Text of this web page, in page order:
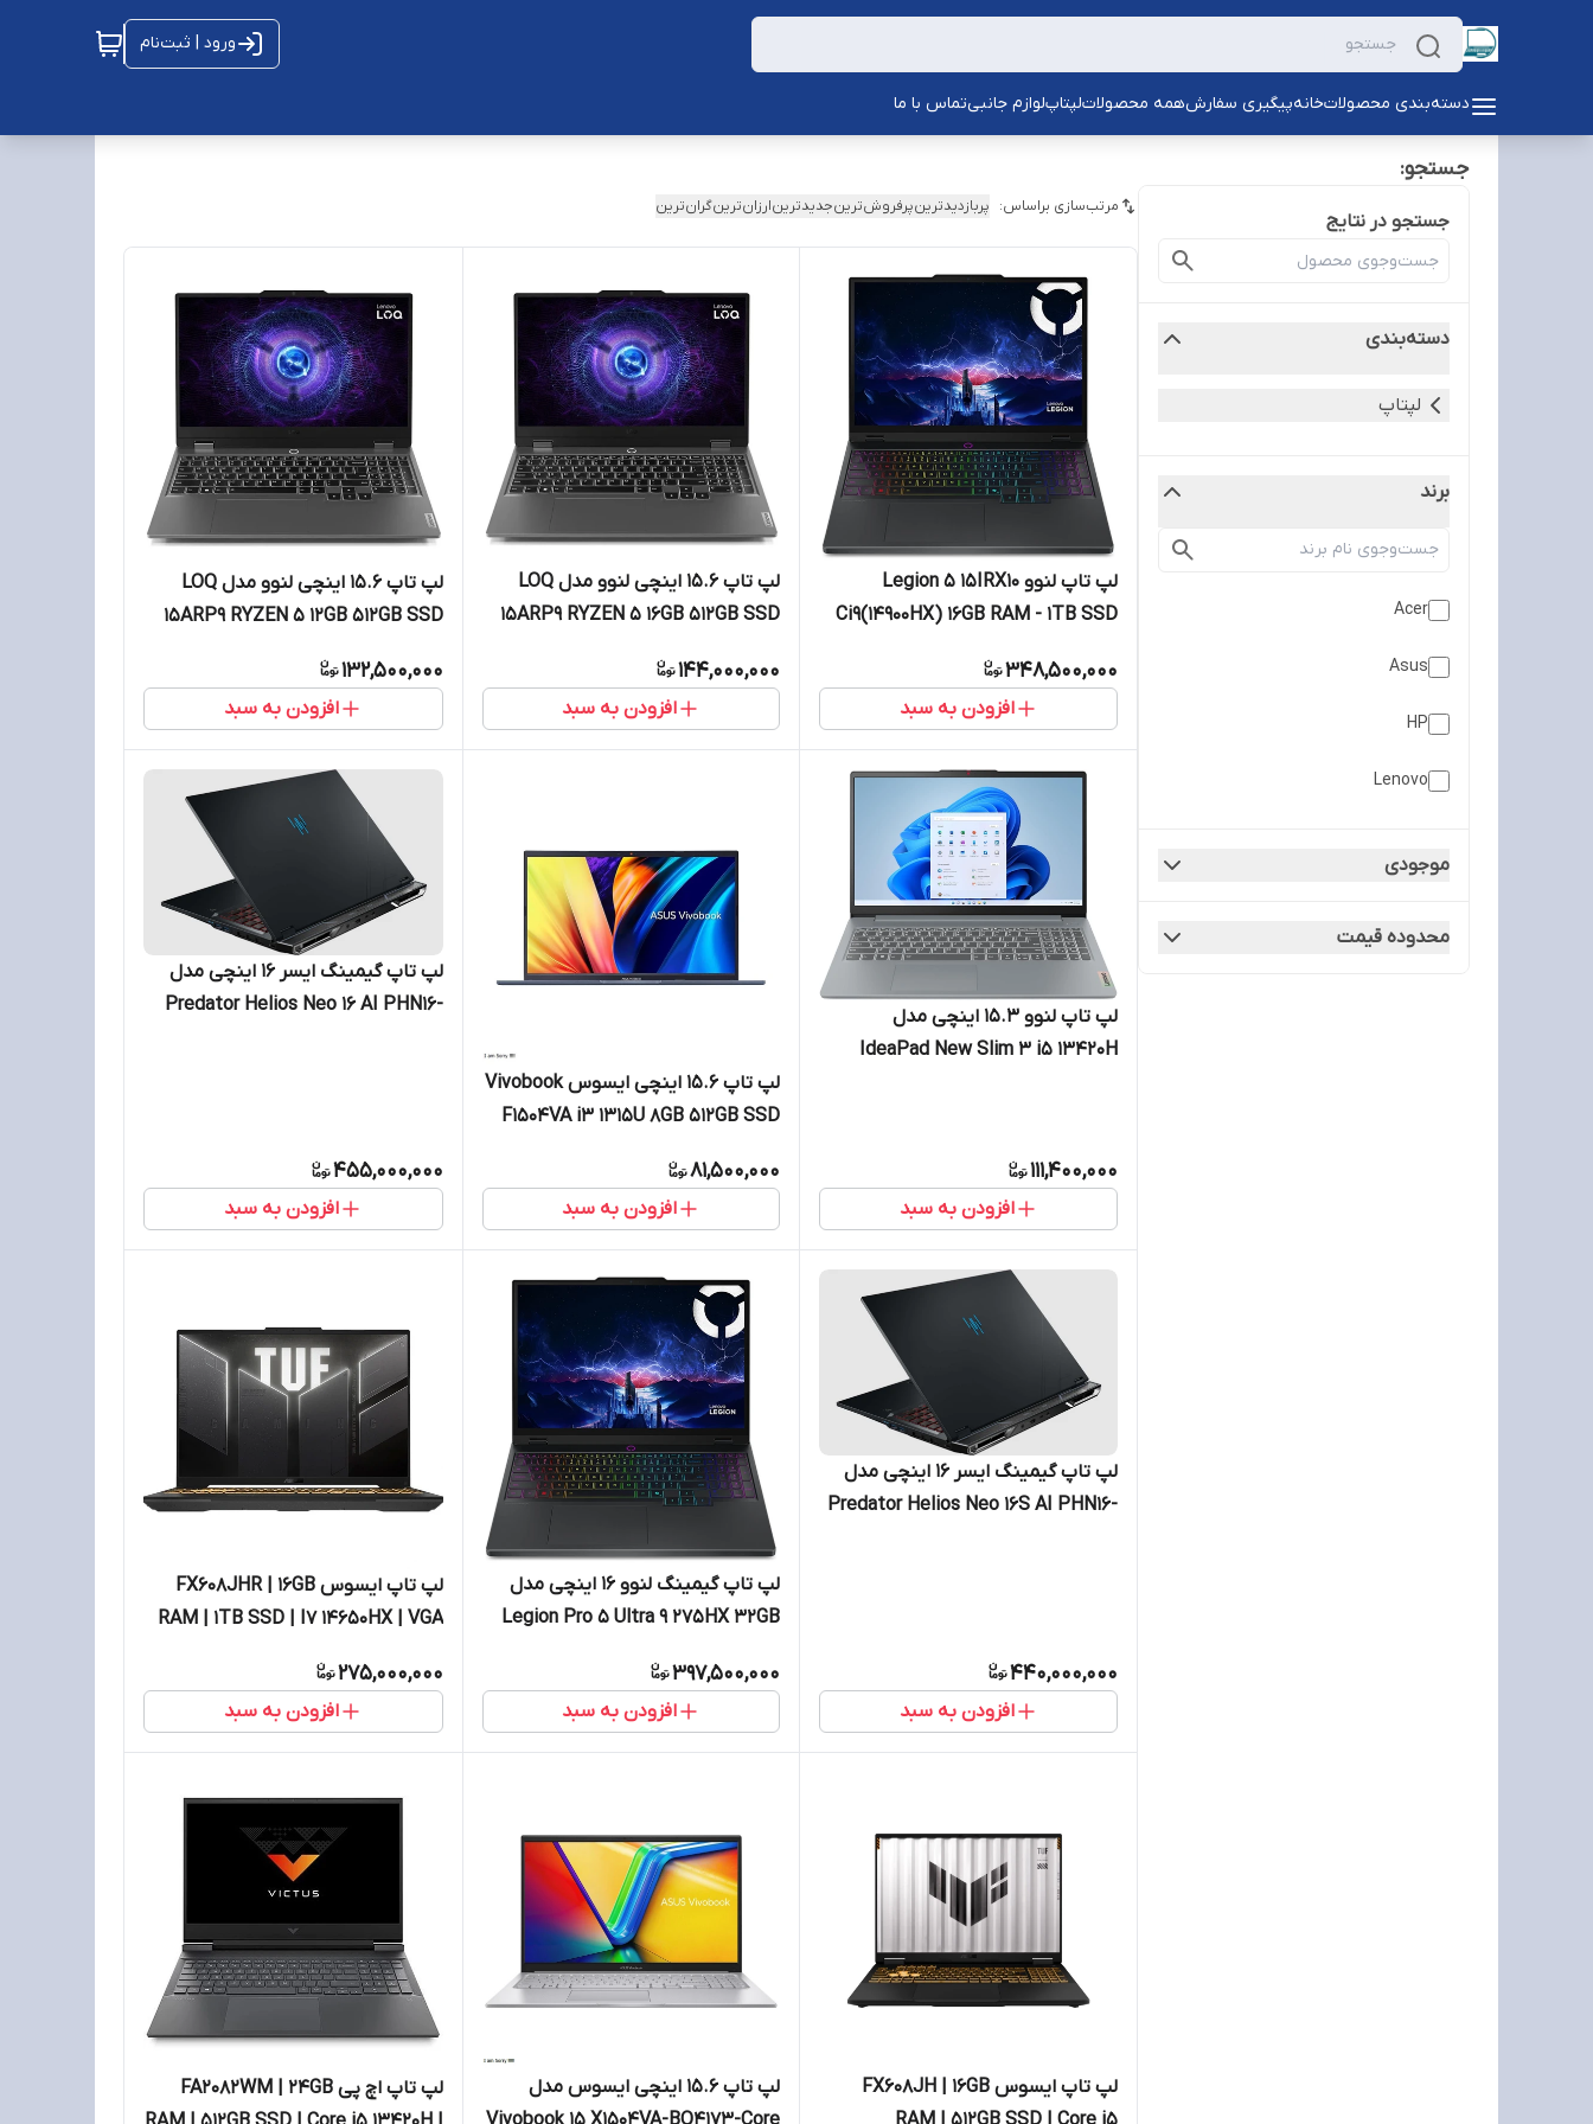
ورود | ثبت‌نام
دسته‌بندی محصولاتخانهپیگیری سفارشهمه محصولاتلپتاپلوازم جانبیتماس با ما
جستجو:
جستجو در نتایج
دسته‌بندی
لپتاپ
برند
Acer
Asus
HP
Lenovo
موجودی
محدوده قیمت
مرتب‌سازی براساس: پربازدیدترینپرفروش‌ترینجدیدترینارزان‌ترینگران‌ترین
لپ تاپ لنوو Legion 5 15IRX10
Ci9(14900HX) 16GB RAM - 1TB SSD
348,500,000
افزودن به سبد
لپ تاپ 15.6 اینچی لنوو مدل LOQ
15ARP9 RYZEN 5 16GB 512GB SSD
144,000,000
افزودن به سبد
لپ تاپ 15.6 اینچی لنوو مدل LOQ
15ARP9 RYZEN 5 12GB 512GB SSD
132,500,000
افزودن به سبد
لپ تاپ لنوو 15.3 اینچی مدل
IdeaPad New Slim 3 i5 13420H
111,400,000
افزودن به سبد
لپ تاپ 15.6 اینچی ایسوس Vivobook
F1504VA i3 1315U 8GB 512GB SSD
81,500,000
افزودن به سبد
لپ تاپ گیمینگ ایسر 16 اینچی مدل
Predator Helios Neo 16 AI PHN16-
455,000,000
افزودن به سبد
لپ تاپ گیمینگ ایسر 16 اینچی مدل
Predator Helios Neo 16S AI PHN16-
440,000,000
افزودن به سبد
لپ تاپ گیمینگ لنوو 16 اینچی مدل
Legion Pro 5 Ultra 9 275HX 32GB
397,500,000
افزودن به سبد
لپ تاپ ایسوس FX608JHR | 16GB
RAM | 1TB SSD | I7 14650HX | VGA
275,000,000
افزودن به سبد
لپ تاپ ایسوس FX608JH | 16GB
لپ تاپ 15.6 اینچی ایسوس مدل
لپ تاپ اچ پی FA2082WM | 24GB